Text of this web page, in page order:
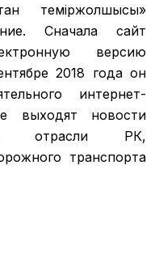
теміржолшысы»
Сначала сайт
версию
2018 года он
интернет-
выходят новости
отрасли РК,
транспорта